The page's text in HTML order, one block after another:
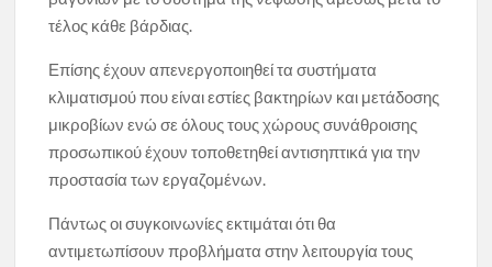
τέλος κάθε βάρδιας.
Επίσης έχουν απενεργοποιηθεί τα συστήματα
κλιματισμού που είναι εστίες βακτηρίων και μετάδοσης
μικροβίων ενώ σε όλους τους χώρους συνάθροισης
προσωπικού έχουν τοποθετηθεί αντισηπτικά για την
προστασία των εργαζομένων.
Πάντως οι συγκοινωνίες εκτιμάται ότι θα
αντιμετωπίσουν προβλήματα στην λειτουργία τους